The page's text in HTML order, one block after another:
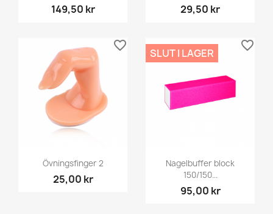
149,50 kr 29,50 kr
Övningsfinger 2
25,00 kr
favorite_border
Nagelbuffer block
150/150...
95,00 kr
SLUT I LAGER
favorite_border